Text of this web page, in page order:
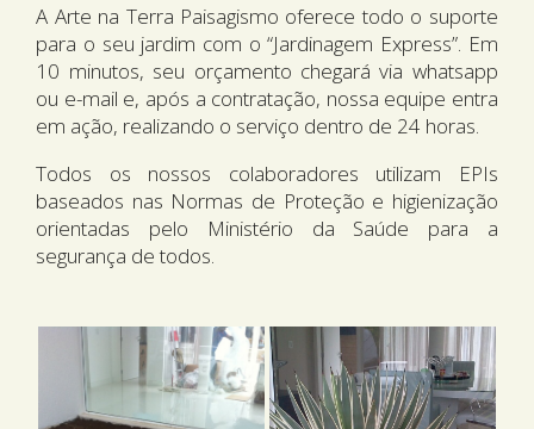
A Arte na Terra Paisagismo oferece todo o suporte
para o seu jardim com o “Jardinagem Express”. Em
10 minutos, seu orçamento chegará via whatsapp
ou e-mail e, após a contratação, nossa equipe entra
em ação, realizando o serviço dentro de 24 horas.
Todos os nossos colaboradores utilizam EPIs
baseados nas Normas de Proteção e higienização
orientadas pelo Ministério da Saúde para a
segurança de todos.